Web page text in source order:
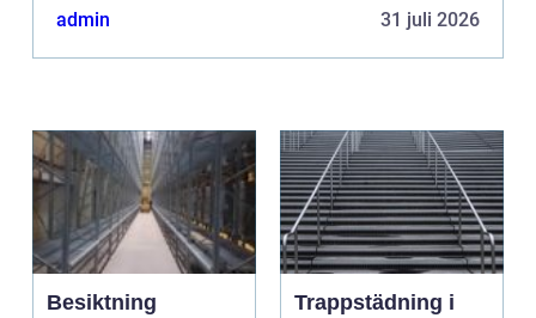
spelar en avg&ou...
admin 31 juli 2026
Besiktning
Trappstädning i